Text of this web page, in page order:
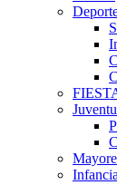
Infancia